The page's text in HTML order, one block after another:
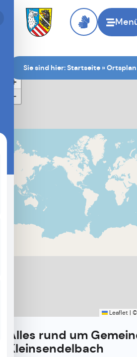
Sie sind hier:Startseite »Ortsplan
+
−
Leaflet | ©
Alles rund um
Kleinsendelbach